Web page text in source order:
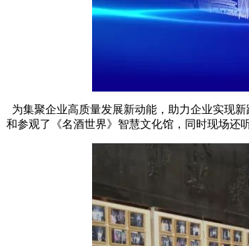
为集聚企业高质量发展新动能，助力企业实现
和参观了《名酒世界》智慧文化馆，同时现场还